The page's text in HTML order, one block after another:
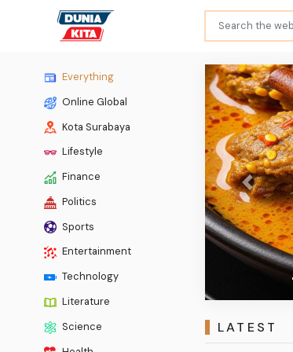
Everything
Online Global
Kota Surabaya
Lifestyle
Finance
Politics
Sports
Entertainment
Technology
Literature
Science
Previous
LATEST